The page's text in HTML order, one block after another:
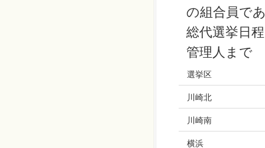
の組合員で
総代選挙日
管理人まで
選挙区
川崎北
川崎南
横浜